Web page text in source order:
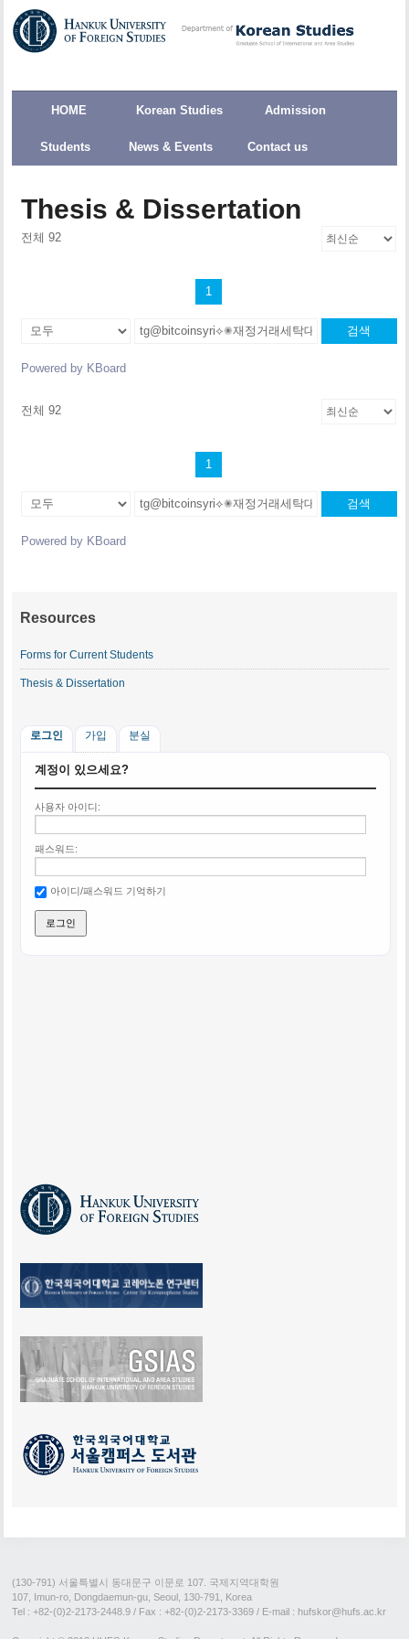
HOME Korean Studies Admission
Students News & Events Contact us
Thesis & Dissertation
전체 92
1
검색
Powered by KBoard
전체 92
1
검색
Powered by KBoard
Resources
Forms for Current Students
Thesis & Dissertation
로그인 가입 분실
계정이 있으세요?
사용자 아이디:
패스워드:
아이디/패스워드 기억하기
(130-791) 서울특별시 동대문구 이문로 107. 국제지역대학원
107, Imun-ro, Dongdaemun-gu, Seoul, 130-791, Korea
Tel : +82-(0)2-2173-2448.9/ Fax : +82-(0)2-2173-3369 / E-mail : hufskor@hufs.ac.kr